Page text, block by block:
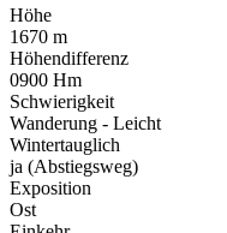
Höhe
1670 m
Höhendifferenz
0900 Hm
Schwierigkeit
Wanderung - Leicht
Wintertauglich
ja (Abstiegsweg)
Exposition
Ost